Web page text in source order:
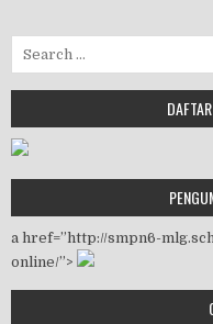
a href=”http://smpn6-
online/”>